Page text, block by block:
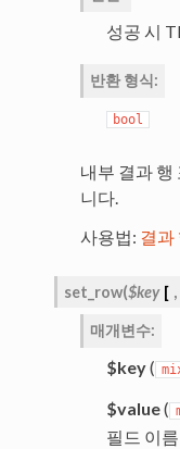
성공 시
반환 형식:
bool
내부 결과
니다.
사용법: 결과
set_row($key [ ,
매개변수:
$key(
$value(
필드 이